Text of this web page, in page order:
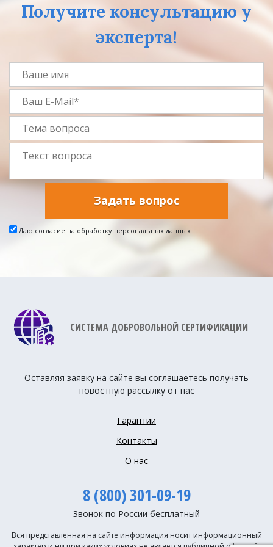
Получите консультацию у
эксперта!
Задать вопрос
Даю согласие на обработку персональных данных
СИСТЕМА ДОБРОВОЛЬНОЙ СЕРТИФИКАЦИИ
Оставляя заявку на сайте вы соглашаетесь получать
новостную рассылку от нас
Гарантии
Контакты
О нас
8 (800) 301-09-19
Звонок по России бесплатный
Вся представленная на сайте информация носит информационный